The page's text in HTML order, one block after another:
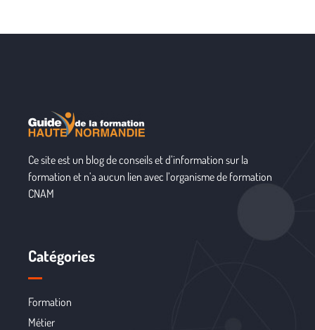
Ce site est un blog de conseils et d’information sur la
formation et n’a aucun lien avec l’organisme de formation
CNAM
Catégories
Formation
Métier